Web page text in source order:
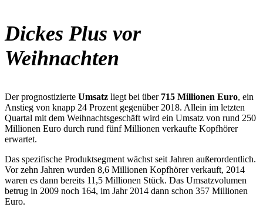
Dickes Plus vor
Weihnachten
Der prognostizierte Umsatz liegt bei über 715 Millionen Euro, ein
Anstieg von knapp 24 Prozent gegenüber 2018. Allein im letzten
Quartal mit dem Weihnachtsgeschäft wird ein Umsatz von rund 250
Millionen Euro durch rund fünf Millionen verkaufte Kopfhörer
erwartet.
Das spezifische Produktsegment wächst seit Jahren außerordentlich.
Vor zehn Jahren wurden 8,6 Millionen Kopfhörer verkauft, 2014
waren es dann bereits 11,5 Millionen Stück. Das Umsatzvolumen
betrug in 2009 noch 164, im Jahr 2014 dann schon 357 Millionen
Euro.